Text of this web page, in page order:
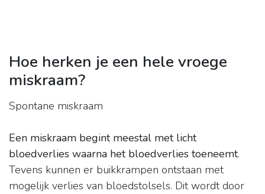
Hoe herken je een hele vroege
miskraam?
Spontane miskraam
Een miskraam begint meestal met licht
bloedverlies waarna het bloedverlies toeneemt.
Tevens kunnen er buikkrampen ontstaan met
mogelijk verlies van bloedstolsels. Dit wordt door